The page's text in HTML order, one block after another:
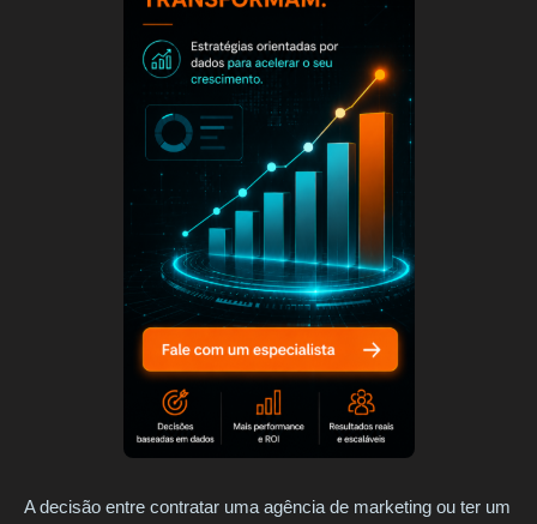
A decisão entre contratar uma agência de marketing ou ter um